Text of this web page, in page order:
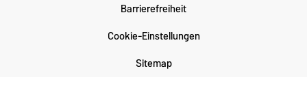
Barrierefreiheit
Cookie-Einstellungen
Sitemap